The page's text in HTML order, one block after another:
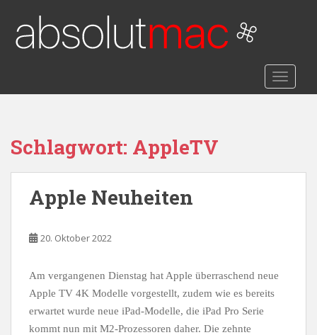
Schlagwort: AppleTV
Apple Neuheiten
20. Oktober 2022
Am vergangenen Dienstag hat Apple überraschend neue
Apple TV 4K Modelle vorgestellt, zudem wie es bereits
erwartet wurde neue iPad-Modelle, die iPad Pro Serie
kommt nun mit M2-Prozessoren daher. Die zehnte